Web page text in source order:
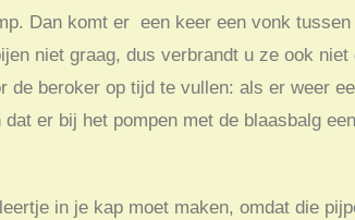
Dan komt er een keer een vonk
niet graag, dus verbrandt u ze ook
beroker op tijd te vullen: als er weer
er bij het pompen met de blaasbalg
in je kap moet maken, omdat die